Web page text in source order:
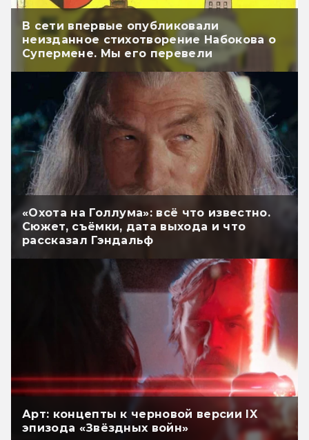
В сети впервые опубликовали
неизданное стихотворение Набокова о
Супермене. Мы его перевели
«Охота на Голлума»: всё что известно.
Сюжет, съёмки, дата выхода и что
рассказал Гэндальф
Арт: концепты к черновой версии IX
эпизода «Звёздных войн»